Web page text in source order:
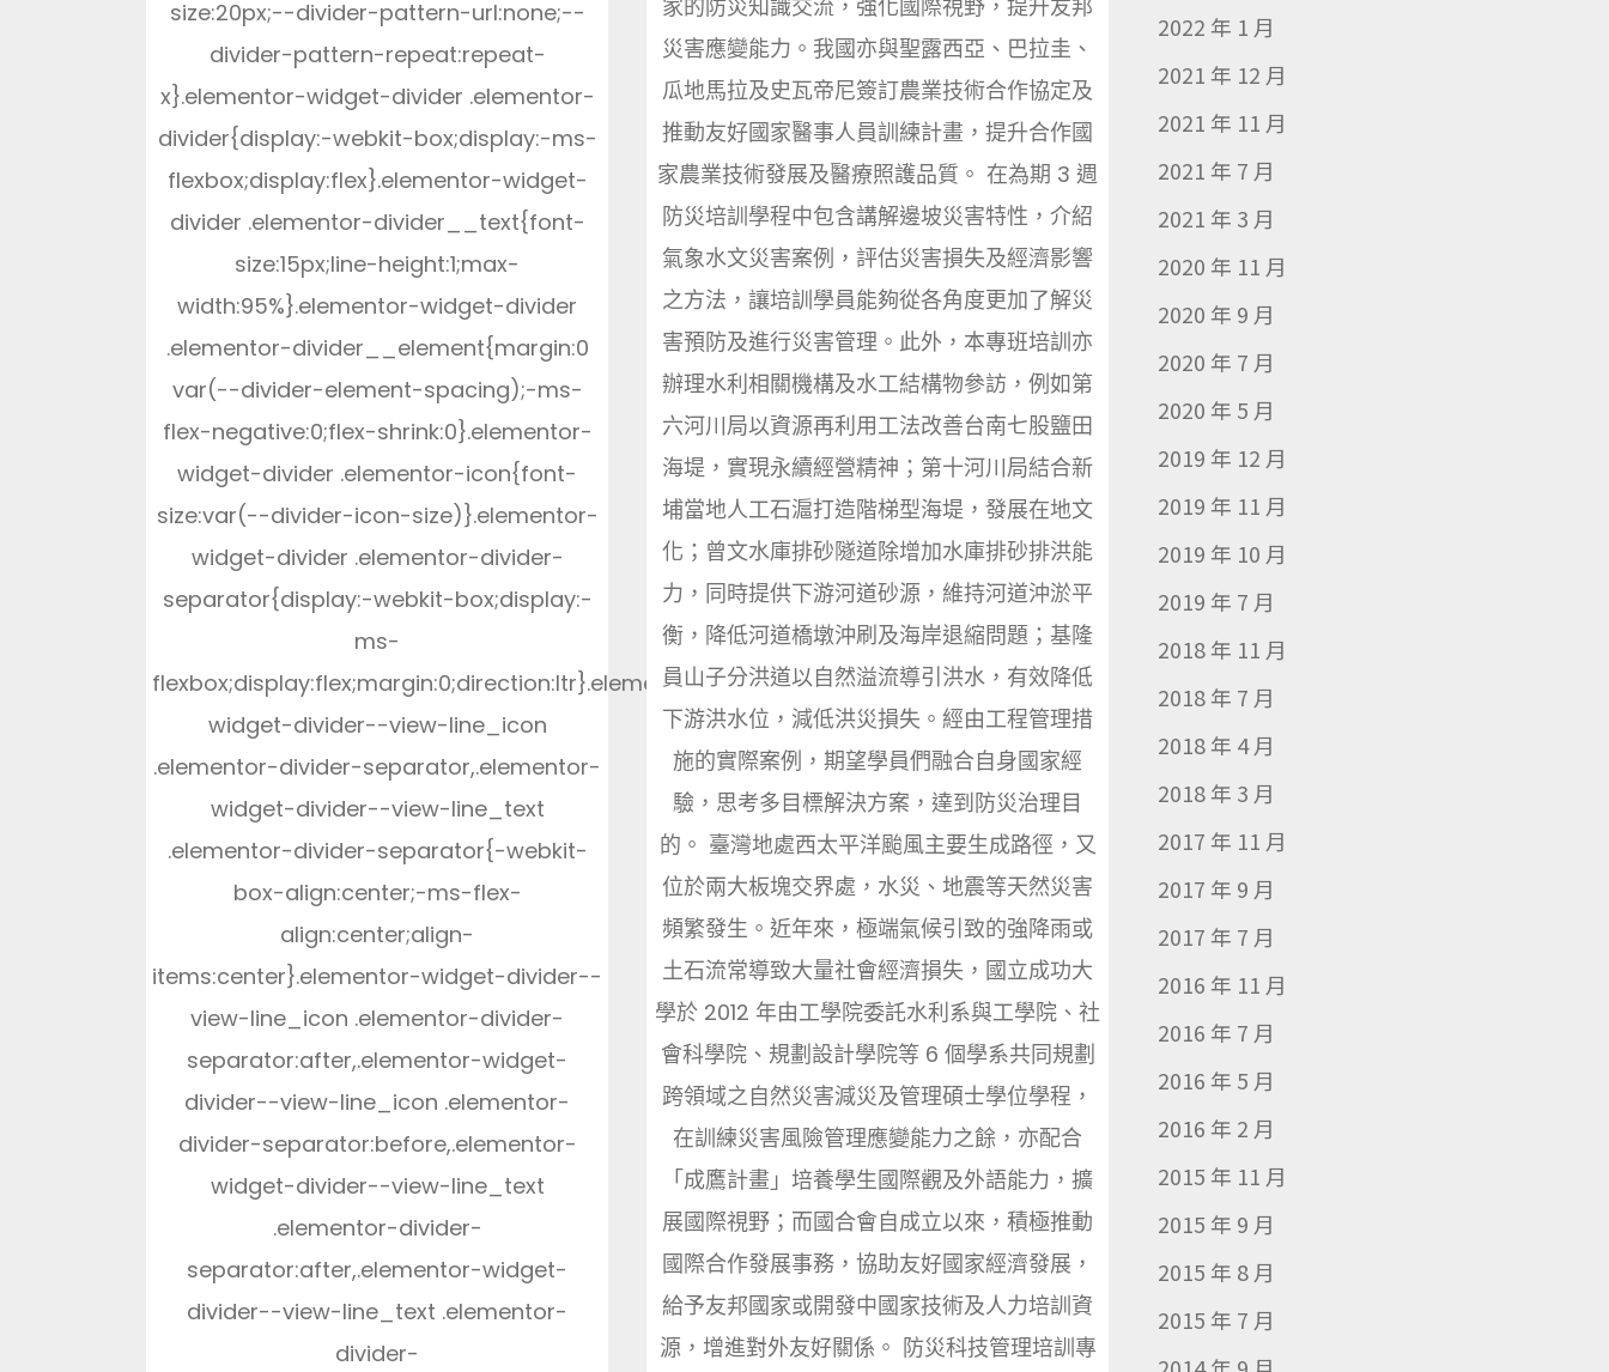
size:20px;--divider-pattern-url:none;--
divider-pattern-repeat:repeat-
x}.elementor-widget-divider .elementor-
divider{display:-webkit-box;display:-ms-
flexbox;display:flex}.elementor-widget-
divider .elementor-divider__text{font-
size:15px;line-height:1;max-
width:95%}.elementor-widget-divider
.elementor-divider__element{margin:0
var(--divider-element-spacing);-ms-
flex-negative:0;flex-shrink:0}.elementor-
widget-divider .elementor-icon{font-
size:var(--divider-icon-size)}.elementor-
widget-divider .elementor-divider-
separator{display:-webkit-box;display:-
ms-
flexbox;display:flex;margin:0;direction:ltr}.elementor-
widget-divider--view-line_icon
.elementor-divider-separator,.elementor-
widget-divider--view-line_text
.elementor-divider-separator{-webkit-
box-align:center;-ms-flex-
align:center;align-
items:center}.elementor-widget-divider--
view-line_icon .elementor-divider-
separator:after,.elementor-widget-
divider--view-line_icon .elementor-
divider-separator:before,.elementor-
widget-divider--view-line_text
.elementor-divider-
separator:after,.elementor-widget-
divider--view-line_text .elementor-
divider-
家的防災知識交流，強化國際視野，提升友邦
災害應變能力。我國亦與聖露西亞、巴拉圭、
瓜地馬拉及史瓦帝尼簽訂農業技術合作協定及
推動友好國家醫事人員訓練計畫，提升合作國
家農業技術發展及醫療照護品質。 在為期 3 週
防災培訓學程中包含講解邊坡災害特性，介紹
氣象水文災害案例，評估災害損失及經濟影響
之方法，讓培訓學員能夠從各角度更加了解災
害預防及進行災害管理。此外，本專班培訓亦
辦理水利相關機構及水工結構物參訪，例如第
六河川局以資源再利用工法改善台南七股鹽田
海堤，實現永續經營精神；第十河川局結合新
埔當地人工石滬打造階梯型海堤，發展在地文
化；曾文水庫排砂隧道除增加水庫排砂排洪能
力，同時提供下游河道砂源，維持河道沖淤平
衡，降低河道橋墩沖刷及海岸退縮問題；基隆
員山子分洪道以自然溢流導引洪水，有效降低
下游洪水位，減低洪災損失。經由工程管理措
施的實際案例，期望學員們融合自身國家經
驗，思考多目標解決方案，達到防災治理目
的。 臺灣地處西太平洋颱風主要生成路徑，又
位於兩大板塊交界處，水災、地震等天然災害
頻繁發生。近年來，極端氣候引致的強降雨或
土石流常導致大量社會經濟損失，國立成功大
學於 2012 年由工學院委託水利系與工學院、社
會科學院、規劃設計學院等 6 個學系共同規劃
跨領域之自然災害減災及管理碩士學位學程，
在訓練災害風險管理應變能力之餘，亦配合
「成鷹計畫」培養學生國際觀及外語能力，擴
展國際視野；而國合會自成立以來，積極推動
國際合作發展事務，協助友好國家經濟發展，
給予友邦國家或開發中國家技術及人力培訓資
源，增進對外友好關係。 防災科技管理培訓專
2022 年 1 月
2021 年 12 月
2021 年 11 月
2021 年 7 月
2021 年 3 月
2020 年 11 月
2020 年 9 月
2020 年 7 月
2020 年 5 月
2019 年 12 月
2019 年 11 月
2019 年 10 月
2019 年 7 月
2018 年 11 月
2018 年 7 月
2018 年 4 月
2018 年 3 月
2017 年 11 月
2017 年 9 月
2017 年 7 月
2016 年 11 月
2016 年 7 月
2016 年 5 月
2016 年 2 月
2015 年 11 月
2015 年 9 月
2015 年 8 月
2015 年 7 月